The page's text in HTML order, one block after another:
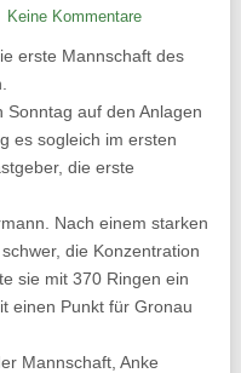
Keine Kommentare
erste Mannschaft des
auf den Anlagen
es sogleich im ersten
die erste
Nach einem starken
die Konzentration
sie mit 370 Ringen ein
einen Punkt für Gronau
Mannschaft, Anke